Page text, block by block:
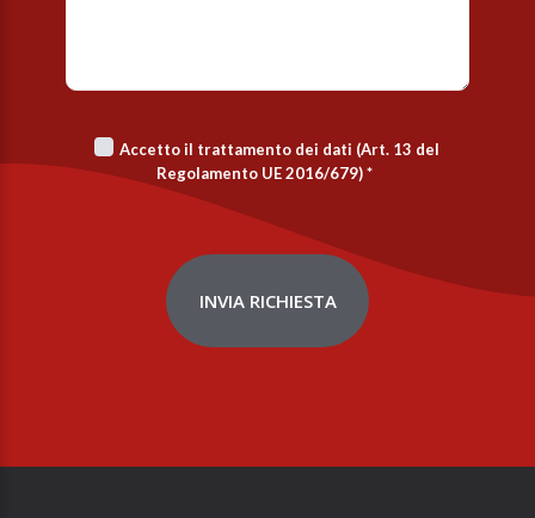
Accetto il trattamento dei dati (Art. 13 del
Regolamento UE 2016/679)*
INVIA RICHIESTA